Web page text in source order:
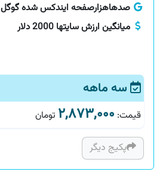
صدهاهزارصفحه ایندکس شده گوگل
میانگین ارزش سایتها 2000 دلار
سه ماهه
قیمت: ۲,۸۷۳,۰۰۰ تومان
پکیج دیگر